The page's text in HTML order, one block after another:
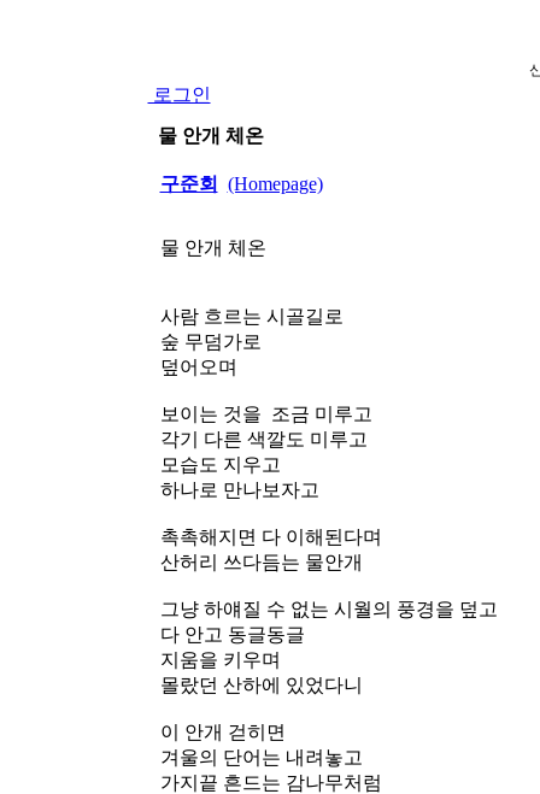
로그인
물 안개 체온
구준회 (Homepage)
물 안개 체온
사람 흐르는 시골길로
숲 무덤가로
덮어오며
보이는 것을 조금 미루고
각기 다른 색깔도 미루고
모습도 지우고
하나로 만나보자고
촉촉해지면 다 이해된다며
산허리 쓰다듬는 물안개
그냥 하얘질 수 없는 시월의 풍경을 덮고
다 안고 동글동글
지움을 키우며
몰랐던 산하에 있었다니
이 안개 걷히면
겨울의 단어는 내려놓고
가지끝 흔드는 감나무처럼